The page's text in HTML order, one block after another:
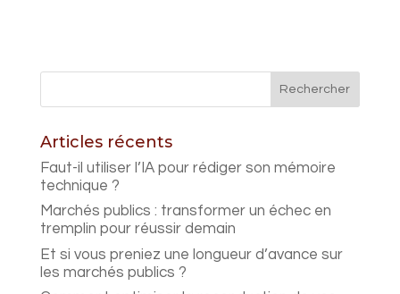
Articles récents
Faut-il utiliser l’IA pour rédiger son mémoire
technique ?
Marchés publics : transformer un échec en
tremplin pour réussir demain
Et si vous preniez une longueur d’avance sur
les marchés publics ?